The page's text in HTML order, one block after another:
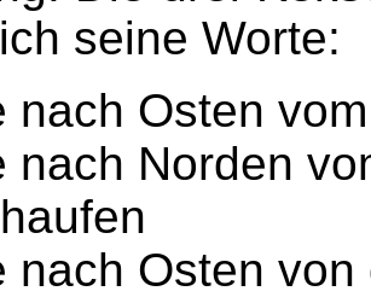
seine Worte:
nach Osten
nach Norden
nach Osten